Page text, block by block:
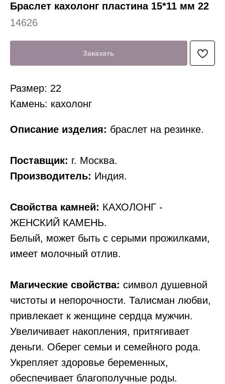
Браслет кахолонг пластина 15*11 мм 22
14626
Заказать
Описание изделия: браслет на резинке.
Поставщик: г. Москва.
Производитель: Индия.
Свойства камней: КАХОЛОНГ -
ЖЕНСКИЙ КАМЕНЬ.
Белый, может быть с серыми прожилками,
имеет молочный отлив.
Магические свойства: символ душевной
чистоты и непорочности. Талисман любви,
привлекает к женщине сердца мужчин.
Увеличивает накопления, притягивает
деньги. Оберег семьи и семейного рода.
Укрепляет здоровье беременных,
обеспечивает благополучные роды.
Размер: 22
Камень: кахолонг